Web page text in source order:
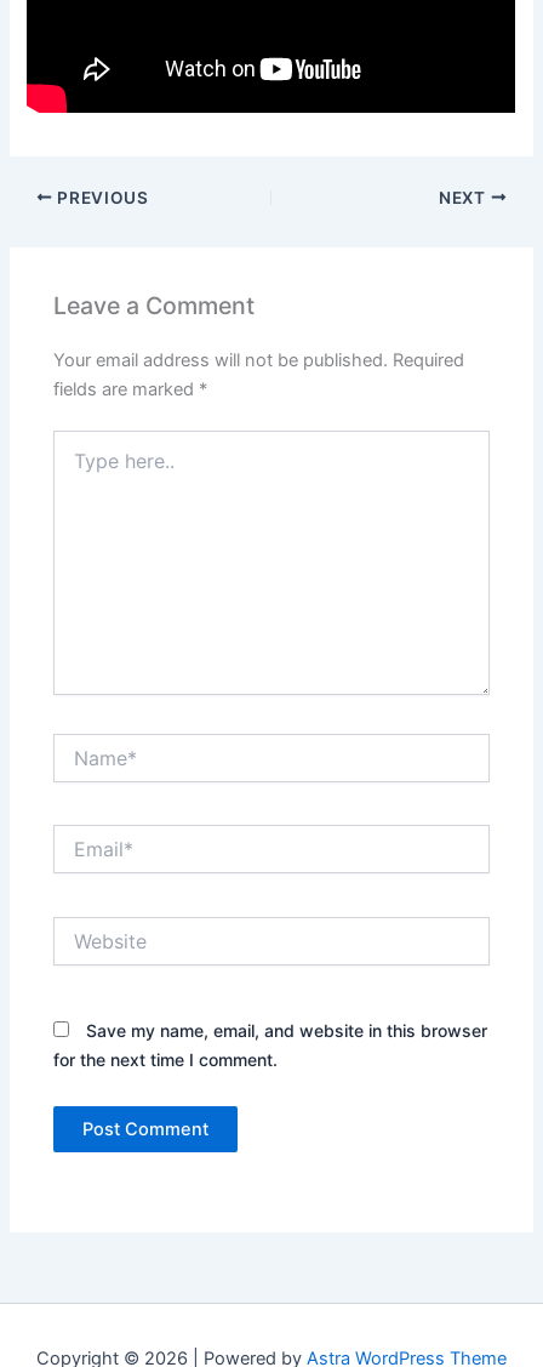
PREVIOUS NEXT
Leave a Comment
Your email address will not be published. Required
fields are marked *
here..
Save my name, email, and website in this browser
for the next time I comment.
Copyright © 2026 | Powered by Astra WordPress Theme